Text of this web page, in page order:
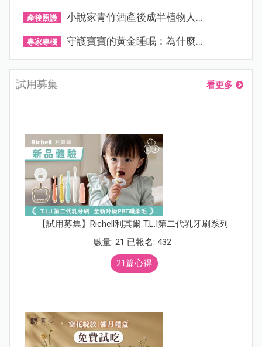
產後照護 小說家青竹酒產後成半植物人...
專家專欄 守護寶寶的黃金睡眠：為什麼...
試用募集 看更多
【試用募集】Richell利其爾 T.L.I第二代乳牙刷系列
數量: 21 已報名: 432
21篇心得